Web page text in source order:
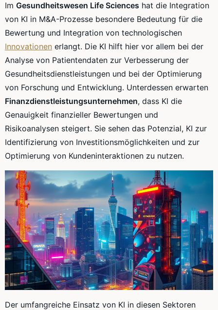
Im Gesundheitswesen Life Sciences hat die Integration
von KI in M&A-Prozesse besondere Bedeutung für die
Bewertung und Integration von technologischen
Innovationen erlangt. Die KI hilft hier vor allem bei der
Analyse von Patientendaten zur Verbesserung der
Gesundheitsdienstleistungen und bei der Optimierung
von Forschung und Entwicklung. Unterdessen erwarten
Finanzdienstleistungsunternehmen, dass KI die
Genauigkeit finanzieller Bewertungen und
Risikoanalysen steigert. Sie sehen das Potenzial, KI zur
Identifizierung von Investitionsmöglichkeiten und zur
Optimierung von Kundeninteraktionen zu nutzen.
Der umfangreiche Einsatz von KI in diesen Sektoren